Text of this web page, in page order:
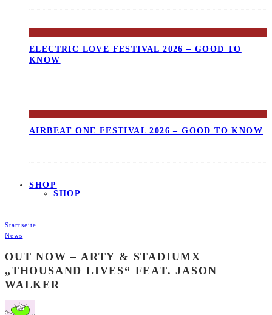
ELECTRIC LOVE FESTIVAL 2026 – GOOD TO
KNOW
AIRBEAT ONE FESTIVAL 2026 – GOOD TO KNOW
SHOP
SHOP
Startseite
News
OUT NOW – ARTY & STADIUMX
„THOUSAND LIVES“ FEAT. JASON
WALKER